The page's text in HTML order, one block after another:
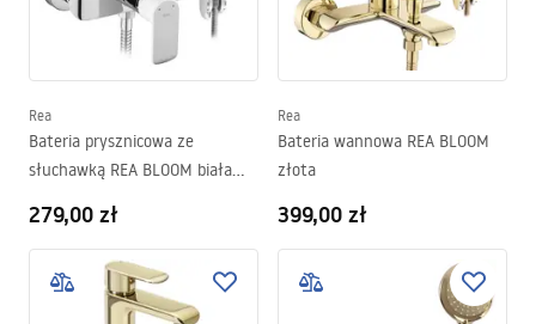
Rea
Bateria prysznicowa ze
słuchawką REA BLOOM biała
279,00 zł
Rea
Bateria wannowa REA BLOOM
złota
399,00 zł